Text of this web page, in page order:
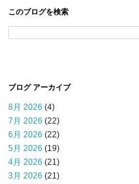
このブログを検索
ブログ アーカイブ
8月 2026 (4)
7月 2026 (22)
6月 2026 (22)
5月 2026 (19)
4月 2026 (21)
3月 2026 (21)